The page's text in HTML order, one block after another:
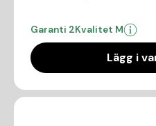
Garanti 2Kvalitet M
Lägg i